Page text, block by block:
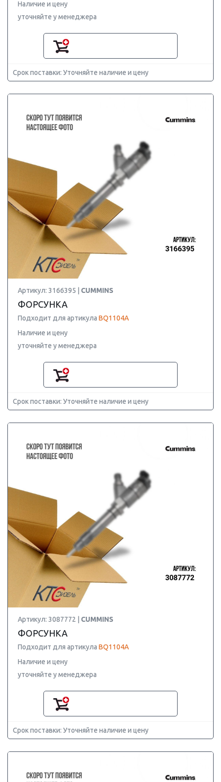
Наличие и цену
уточняйте у менеджера
Срок поставки: Уточняйте наличие и цену
Артикул: 3166395 | CUMMINS
ФОРСУНКА
Подходит для артикула BQ1104A
Наличие и цену
уточняйте у менеджера
Срок поставки: Уточняйте наличие и цену
Артикул: 3087772 | CUMMINS
ФОРСУНКА
Подходит для артикула BQ1104A
Наличие и цену
уточняйте у менеджера
Срок поставки: Уточняйте наличие и цену